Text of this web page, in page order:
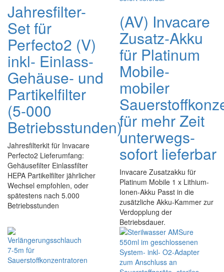
Jahresfilter-
Set für
Perfecto2 (V)
inkl- Einlass-
Gehäuse- und
Partikelfilter
(5-000
Betriebsstunden)
Jahresfilterkit für Invacare
Perfecto2 Lieferumfang:
Gehäusefilter Einlassfilter
HEPA Partikelfilter jährlicher
Wechsel empfohlen, oder
spätestens nach 5.000
Betriebsstunden
(AV) Invacare
Zusatz-Akku
für Platinum
Mobile-
mobiler
für mehr Zeit
unterwegs-
sofort lieferbar
Invacare Zusatzakku für
Platinum Mobile 1 x Lithium-
Ionen-Akku Passt in die
zusätzliche Akku-Kammer zur
Verdopplung der
Betriebsdauer.